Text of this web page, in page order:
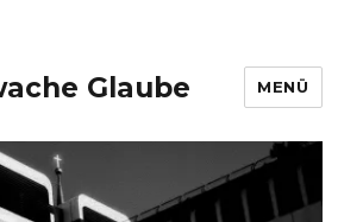
Glaube MENÜ